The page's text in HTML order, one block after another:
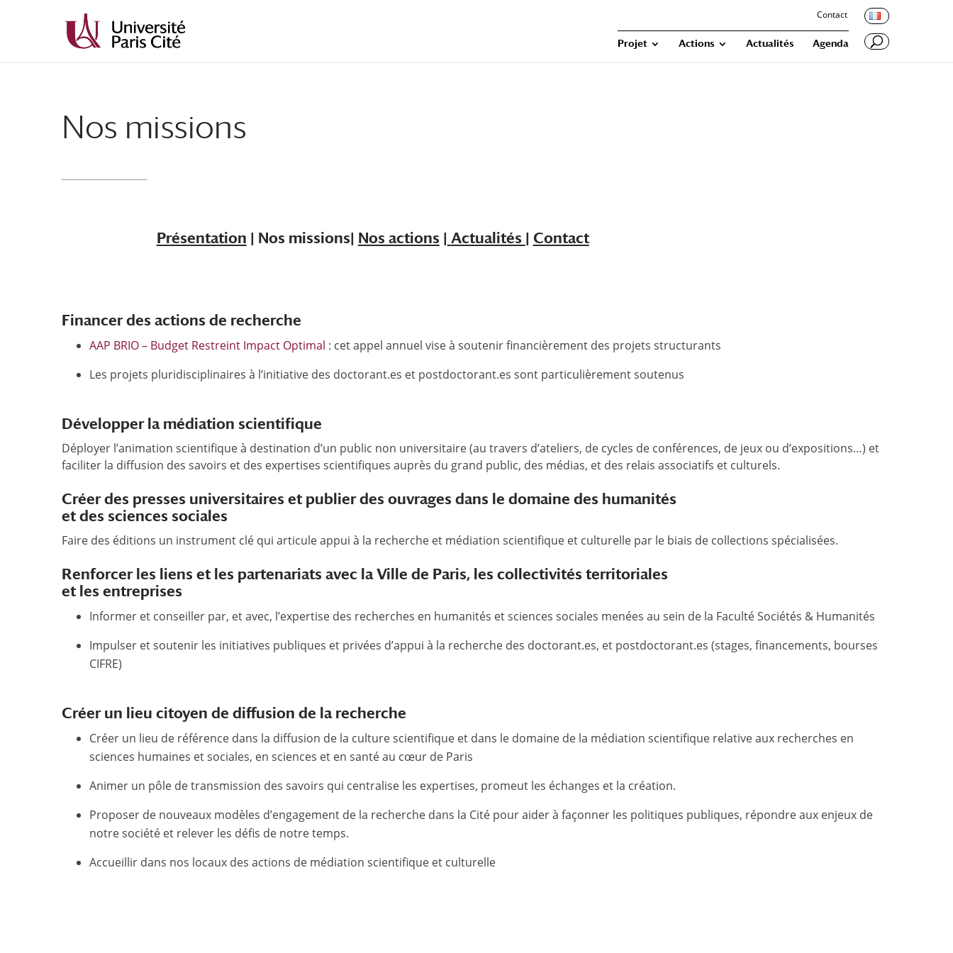
Contact
Projet Actions Actualités Agenda
Nos missions
Présentation | Nos missions| Nos actions | Actualités | Contact
Financer des actions de recherche
AAP BRIO – Budget Restreint Impact Optimal : cet appel annuel vise à soutenir financièrement des projets structurants
Les projets pluridisciplinaires à l’initiative des doctorant.es et postdoctorant.es sont particulièrement soutenus
Développer la médiation scientifique
Déployer l’animation scientifique à destination d’un public non universitaire (au travers d’ateliers, de cycles de conférences, de jeux ou d’expositions…) et
faciliter la diffusion des savoirs et des expertises scientifiques auprès du grand public, des médias, et des relais associatifs et culturels.
Créer des presses universitaires et publier des ouvrages dans le domaine des humanités
et des sciences sociales
Faire des éditions un instrument clé qui articule appui à la recherche et médiation scientifique et culturelle par le biais de collections spécialisées.
Renforcer les liens et les partenariats avec la Ville de Paris, les collectivités territoriales
et les entreprises
Informer et conseiller par, et avec, l’expertise des recherches en humanités et sciences sociales menées au sein de la Faculté Sociétés & Humanités
Impulser et soutenir les initiatives publiques et privées d’appui à la recherche des doctorant.es, et postdoctorant.es (stages, financements, bourses
CIFRE)
Créer un lieu citoyen de diffusion de la recherche
Créer un lieu de référence dans la diffusion de la culture scientifique et dans le domaine de la médiation scientifique relative aux recherches en
sciences humaines et sociales, en sciences et en santé au cœur de Paris
Animer un pôle de transmission des savoirs qui centralise les expertises, promeut les échanges et la création.
Proposer de nouveaux modèles d’engagement de la recherche dans la Cité pour aider à façonner les politiques publiques, répondre aux enjeux de
notre société et relever les défis de notre temps.
Accueillir dans nos locaux des actions de médiation scientifique et culturelle